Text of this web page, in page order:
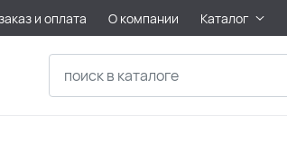
и оплата О компании Каталог